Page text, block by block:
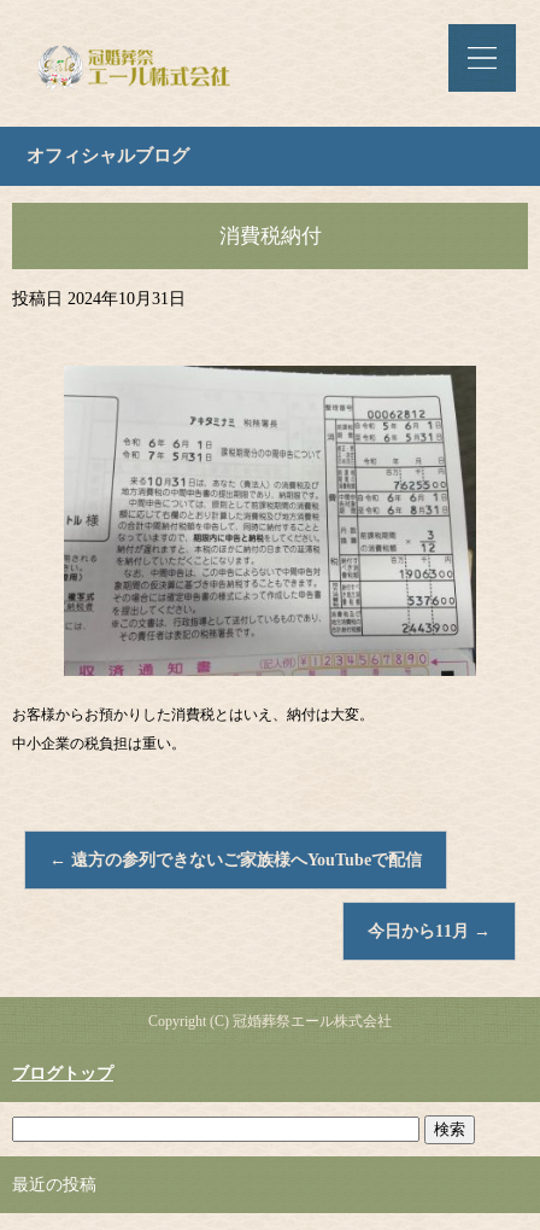
オフィシャルブログ
消費税納付
投稿日 2024年10月31日
お客様からお預かりした消費税とはいえ、納付は大変。
中小企業の税負担は重い。
← 遠方の参列できないご家族様へYouTubeで配信
今日から11月 →
Copyright (C) 冠婚葬祭エール株式会社
ブログトップ
最近の投稿